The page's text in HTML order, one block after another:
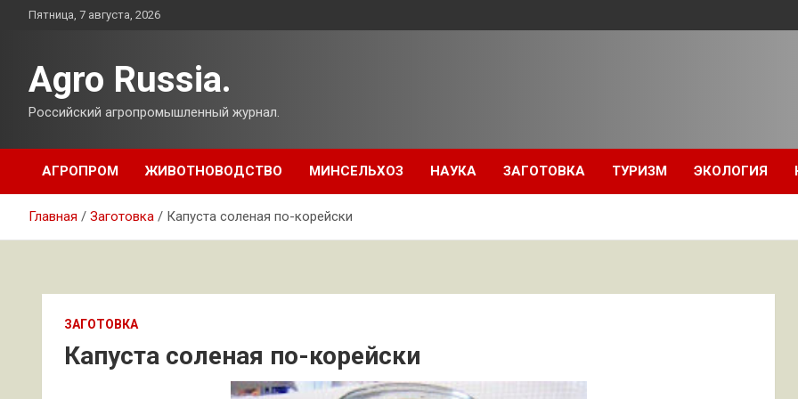
ПерейтиПятница, 7 августа, 2026
Agro Russia.
Российский агропромышленный журнал.
АГРОПРОМ ЖИВОТНОВОДСТВО МИНСЕЛЬХОЗ НАУКА ЗАГОТОВКА ТУРИЗМ ЭКОЛОГИЯ
Главная Заготовка Капуста соленая по-корейски
ЗАГОТОВКА
Капуста соленая по-корейски